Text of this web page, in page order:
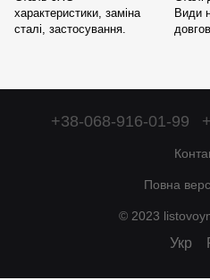
характеристики, заміна
сталі, застосування.
Види
+38-068-916-01-99
Повна
© 2023
Укр